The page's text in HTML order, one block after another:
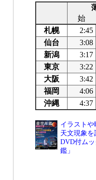
始
札幌
2:45
仙台
3:08
新潟
3:17
東京
3:22
大阪
3:42
福岡
4:06
沖縄
4:37
イラストや
天文現象を
DVD付ム
鑑」